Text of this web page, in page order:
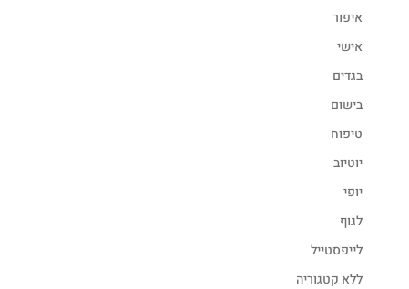
איפור
אישי
בגדים
בישום
טיפוח
יוטיוב
יופי
לגוף
לייפסטייל
ללא קטגוריה